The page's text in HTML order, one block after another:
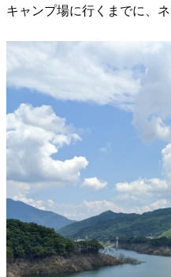
キャンプ場に行くまでに、